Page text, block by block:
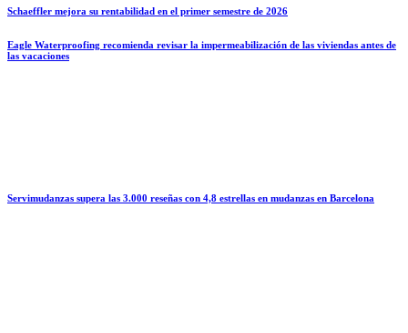
Schaeffler mejora su rentabilidad en el primer semestre de 2026
Eagle Waterproofing recomienda revisar la impermeabilización de las viviendas antes de
las vacaciones
Servimudanzas supera las 3.000 reseñas con 4,8 estrellas en mudanzas en Barcelona